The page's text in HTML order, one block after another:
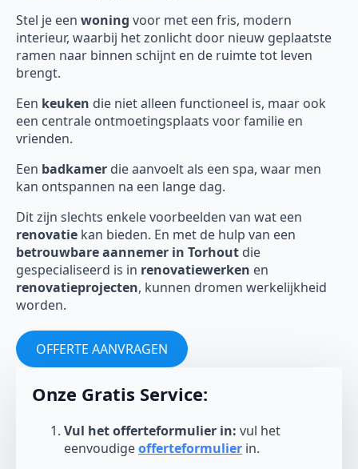
Stel je een woning voor met een fris, modern
interieur, waarbij het zonlicht door nieuw geplaatste
ramen naar binnen schijnt en de ruimte tot leven
brengt.
Een keuken die niet alleen functioneel is, maar ook
een centrale ontmoetingsplaats voor familie en
vrienden.
Een badkamer die aanvoelt als een spa, waar men
kan ontspannen na een lange dag.
Dit zijn slechts enkele voorbeelden van wat een
renovatie kan bieden. En met de hulp van een
betrouwbare aannemer in Torhout die
gespecialiseerd is in renovatiewerken en
renovatieprojecten, kunnen dromen werkelijkheid
worden.
OFFERTE AANVRAGEN
Onze Gratis Service:
Vul het offerteformulier in: vul het
eenvoudigeofferteformulier in.